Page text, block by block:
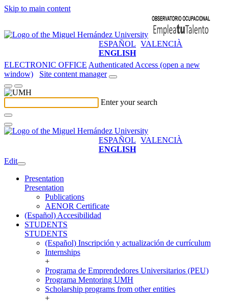
Skip to main content
ESPAÑOL VALENCIÀ
ENGLISH
ELECTRONIC OFFICE Authenticated Access (open a new
window)
Site content manager
Enter your search
ESPAÑOL VALENCIÀ
ENGLISH
Edit
Presentation
Presentation
Publications
AENOR Certificate
(Español) Accesibilidad
STUDENTS
STUDENTS
(Español) Inscripción y actualización de currículum
Internships
+
Programa de Emprendedores Universitarios (PEU)
Programa Mentoring UMH
Scholarship programs from other entities
+